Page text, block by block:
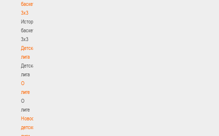
баскетбола
3х3
История
баскетбола
3х3
Детская
лига
Детская
лига
О
лиге
О
лиге
Новости
детской